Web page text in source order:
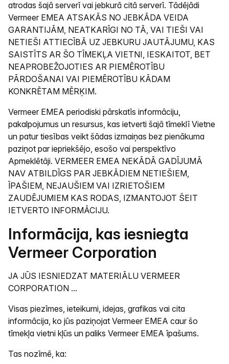
atrodas šajā serverī vai jebkurā citā serverī. Tādējādi
Vermeer EMEA ATSAKĀS NO JEBKĀDA VEIDA
GARANTIJĀM, NEATKARĪGI NO TĀ, VAI TIEŠI VAI
NETIEŠI ATTIECĪBĀ UZ JEBKURU JAUTĀJUMU, KAS
SAISTĪTS AR ŠO TĪMEKĻA VIETNI, IESKAITOT, BET
NEAPROBEŽOJOTIES AR PIEMĒROTĪBU
PĀRDOŠANAI VAI PIEMĒROTĪBU KĀDAM
KONKRĒTAM MĒRĶIM.
Vermeer EMEA periodiski pārskatīs informāciju,
pakalpojumus un resursus, kas ietverti šajā tīmeklī Vietne
un patur tiesības veikt šādas izmaiņas bez pienākuma
paziņot par iepriekšējo, esošo vai perspektīvo
Apmeklētāji. VERMEER EMEA NEKĀDĀ GADĪJUMĀ
NAV ATBILDĪGS PAR JEBKĀDIEM NETIEŠIEM,
ĪPAŠIEM, NEJAUŠIEM VAI IZRIETOŠIEM
ZAUDĒJUMIEM KAS RODAS, IZMANTOJOT ŠEIT
IETVERTO INFORMĀCIJU.
Informācija, kas iesniegta
Vermeer Corporation
JA JŪS IESNIEDZAT MATERIĀLU VERMEER
CORPORATION ...
Visas piezīmes, ieteikumi, idejas, grafikas vai cita
informācija, ko jūs paziņojat Vermeer EMEA caur šo
tīmekļa vietni kļūs un paliks Vermeer EMEA īpašums.
Tas nozīmē, ka: